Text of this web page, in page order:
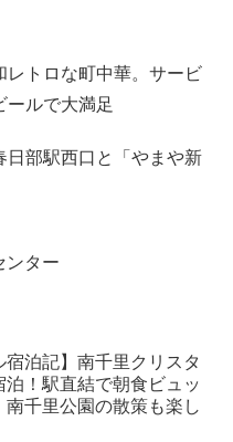
レトロな町中華。サービ
ールで大満足
日部駅西口と「やまや新
ンター
宿泊記】南千里クリスタ
泊！駅直結で朝食ビュッ
南千里公園の散策も楽し